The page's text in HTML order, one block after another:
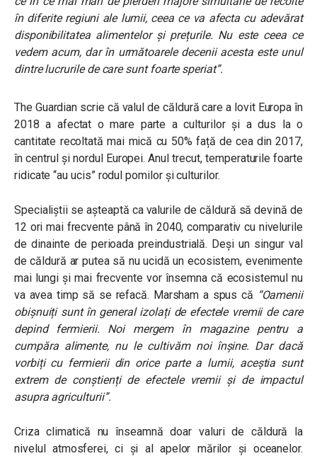
în diferite regiuni ale lumii, ceea ce va afecta cu adevărat
disponibilitatea alimentelor și prețurile. Nu este ceea ce
vedem acum, dar în următoarele decenii acesta este unul
dintre lucrurile de care sunt foarte speriat”.
The Guardian scrie că valul de căldură care a lovit Europa în
2018 a afectat o mare parte a culturilor și a dus la o
cantitate recoltată mai mică cu 50% față de cea din 2017,
în centrul și nordul Europei. Anul trecut, temperaturile foarte
ridicate “au ucis” rodul pomilor și culturilor.
Specialiștii se așteaptă ca valurile de căldură să devină de
12 ori mai frecvente până în 2040, comparativ cu nivelurile
de dinainte de perioada preindustrială. Deși un singur val
de căldură ar putea să nu ucidă un ecosistem, evenimente
mai lungi și mai frecvente vor însemna că ecosistemul nu
va avea timp să se refacă. Marsham a spus că “Oamenii
obișnuiți sunt în general izolați de efectele vremii de care
depind fermierii. Noi mergem în magazine pentru a
cumpăra alimente, nu le cultivăm noi înșine. Dar dacă
vorbiți cu fermierii din orice parte a lumii, aceștia sunt
extrem de conștienți de efectele vremii și de impactul
asupra agriculturii”.
Criza climatică nu înseamnă doar valuri de căldură la
nivelul atmosferei, ci și al apelor mărilor și oceanelor.